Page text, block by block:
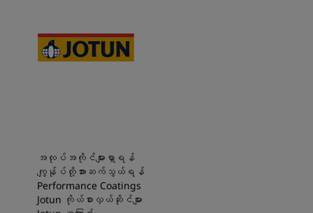
အလုပ်အကိုင်များရှာရန်
ကျွန်ုပ်တို့အားဆက်သွယ်ရန်
Performance Coatings
Jotun ကိုယ်စားလှယ်ဆိုင်များ